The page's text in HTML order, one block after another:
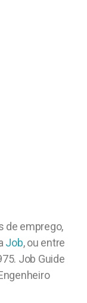
de emprego,
Job, ou entre
Job Guide